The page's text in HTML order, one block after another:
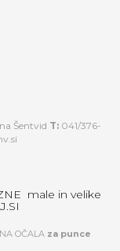
Šentvid T:041/376-
male in velike
OČALA za punce